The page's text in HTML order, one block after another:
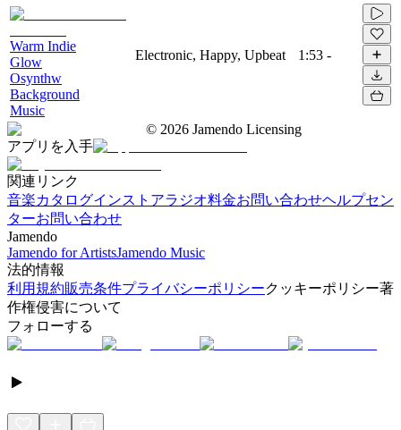
Warm Indie
Glow
Osynthw
Background
Music
Electronic, Happy, Upbeat 1:53 -
© 2026 Jamendo Licensing
アプリを入手
関連リンク
音楽カタログインストアラジオ料金お問い合わせヘルプセン
ターお問い合わせ
Jamendo
Jamendo for ArtistsJamendo Music
法的情報
利用規約販売条件プライバシーポリシークッキーポリシー著
作権侵害について
フォローする